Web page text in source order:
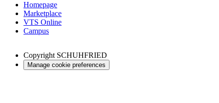
Homepage
Marketplace
VTS Online
Campus
Copyright SCHUHFRIED
Manage cookie preferences